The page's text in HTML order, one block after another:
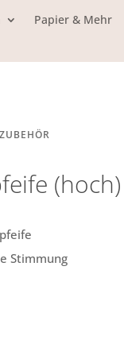
Papier & Mehr
ZUBEHÖR
(hoch)
Stimmung